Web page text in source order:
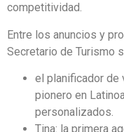
competitividad.
Entre los anuncios y
Secretario de Turismo
el planificador de
pionero en
personalizados.
Tina: la primera